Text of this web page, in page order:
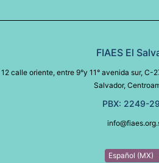
FIAES El
12 calle oriente, entre 9°y 11° avenida sur, C-
Salvador,
PBX: 2249-
Español (MX)